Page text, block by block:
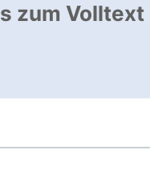
zum Volltext